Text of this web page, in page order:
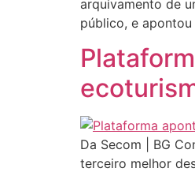
arquivamento de
público, e
Da Secom | BG
terceiro melhor